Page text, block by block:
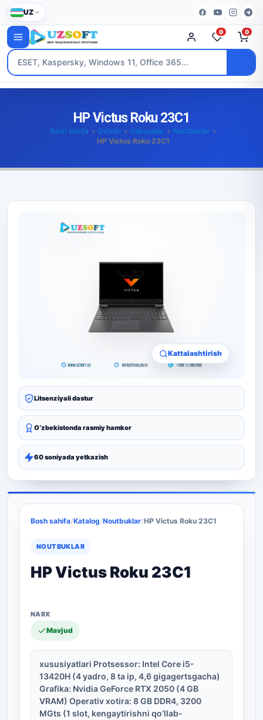
UZ
0 0
HP Victus Roku 23C1
Bosh sahifa » Do’kon » Uskunalar » Noutbuklar »
HP Victus Roku 23C1
Kattalashtirish
Litsenziyali dastur
Oʻzbekistonda rasmiy hamkor
60 soniyada yetkazish
Bosh sahifa/Katalog/Noutbuklar/HP Victus Roku 23C1
NOUTBUKLAR
HP Victus Roku 23C1
Mavjud
xususiyatlari Protsessor: Intel Core i5-
13420H (4 yadro, 8 ta ip, 4,6 gigagertsgacha)
Grafika: Nvidia GeForce RTX 2050 (4 GB
VRAM) Operativ xotira: 8 GB DDR4, 3200
MGts (1 slot, kengaytirishni qo’llab-